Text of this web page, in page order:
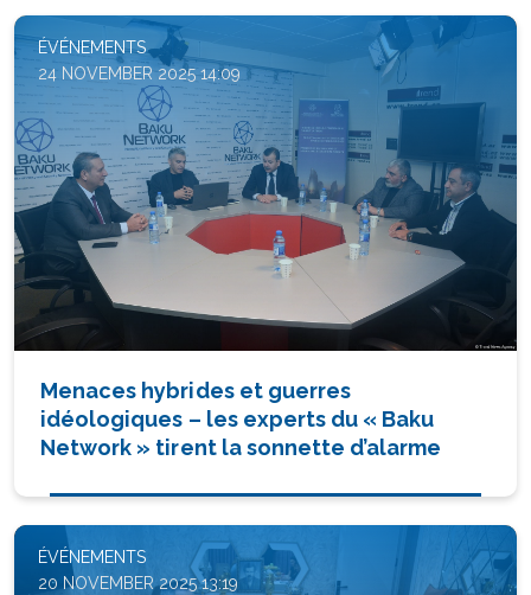
ÉVÉNEMENTS
24 NOVEMBER 2025 14:09
Menaces hybrides et guerres
idéologiques – les experts du « Baku
Network » tirent la sonnette d’alarme
ÉVÉNEMENTS
20 NOVEMBER 2025 13:19